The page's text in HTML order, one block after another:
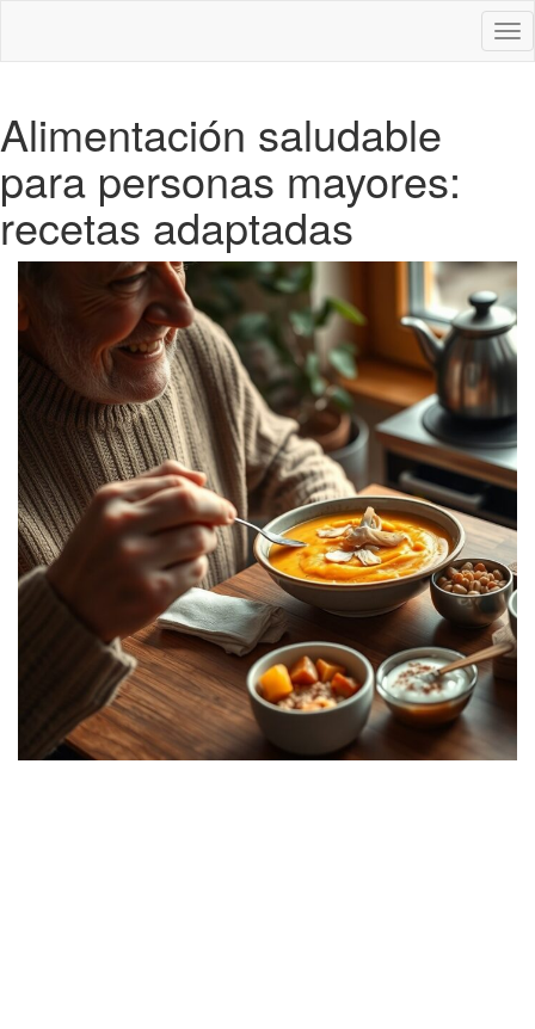
Alimentación saludable
para personas mayores:
recetas adaptadas